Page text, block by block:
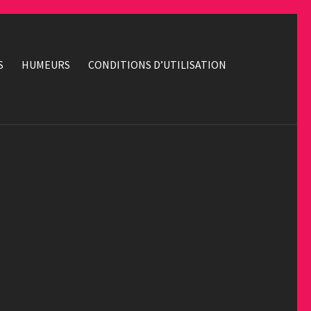
HUMEURS
CONDITIONS D’UTILISATION